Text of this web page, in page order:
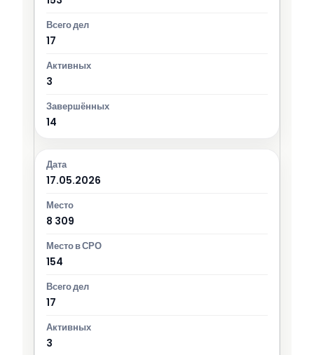
17
3
14
17.05.2026
8 309
154
17
3